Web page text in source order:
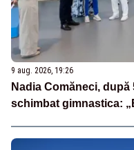
9 aug. 2026, 19:26
Nadia Comăneci,
schimbat gimnastica: